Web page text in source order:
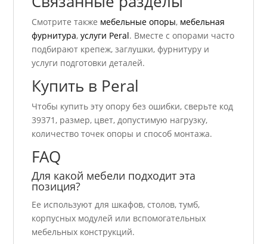
Смотрите также мебельные опоры, мебельная
фурнитура,услуги Peral. Вместе с опорами часто
подбирают крепеж, заглушки, фурнитуру и
услуги подготовки деталей.
Купить в Peral
Чтобы купить эту опору без ошибки, сверьте код
39371, размер, цвет, допустимую нагрузку,
количество точек опоры и способ монтажа.
FAQ
Для какой мебели подходит эта
позиция?
Ее используют для шкафов, столов, тумб,
корпусных модулей или вспомогательных
мебельных конструкций.